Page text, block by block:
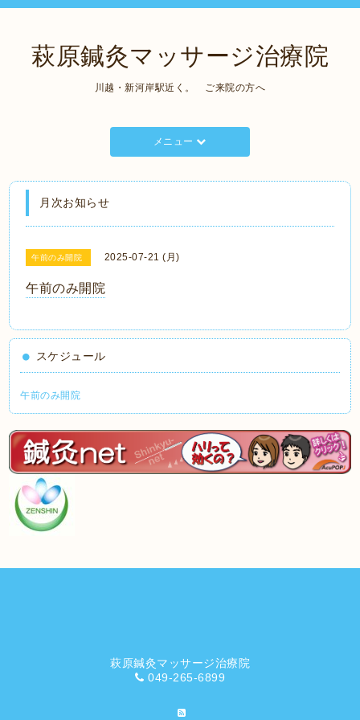
萩原鍼灸マッサージ治療院
川越・新河岸駅近く。 ご来院の方へ
メニュー
月次お知らせ
午前のみ開院 2025-07-21 (月)
午前のみ開院
スケジュール
午前のみ開院
萩原鍼灸マッサージ治療院
049-265-6899